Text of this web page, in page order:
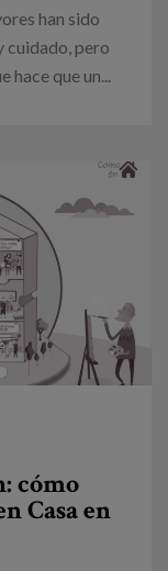
han sido
cuidado, pero
que un...
cómo
Casa en